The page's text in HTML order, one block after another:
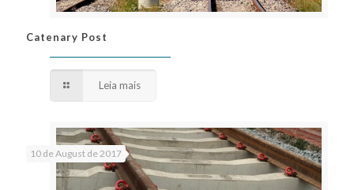
Catenary Post
Leia mais
10 de August de 2017